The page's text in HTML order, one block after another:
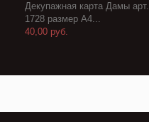
Декупажная карта Дамы арт.
1728 размер А4...
40,00 руб.